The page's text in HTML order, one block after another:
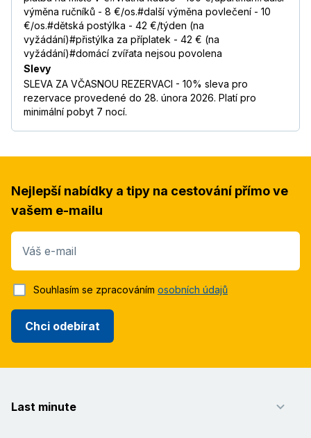
výměna ručníků - 8 €/os.#další výměna povlečení - 10
€/os.#dětská postýlka - 42 €/týden (na
vyžádání)#přistýlka za příplatek - 42 € (na
vyžádání)#domácí zvířata nejsou povolena
Slevy
SLEVA ZA VČASNOU REZERVACI - 10% sleva pro
rezervace provedené do 28. února 2026. Platí pro
minimální pobyt 7 nocí.
Nejlepší nabídky a tipy na cestování přímo ve
vašem e-mailu
Váš e-mail
Chci odebírat
Souhlasím se zpracováním osobních údajů
Last minute